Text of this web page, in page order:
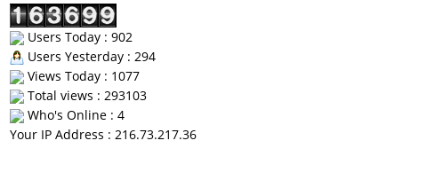
Users Today : 902
Users Yesterday : 294
Views Today : 1077
Total views : 293103
Who's Online : 4
Your IP Address : 216.73.217.36